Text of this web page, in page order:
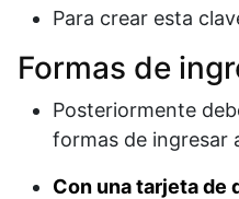
Para crear esta
Formas de
Posteriormente
formas de ingresar
Con una tarjeta de